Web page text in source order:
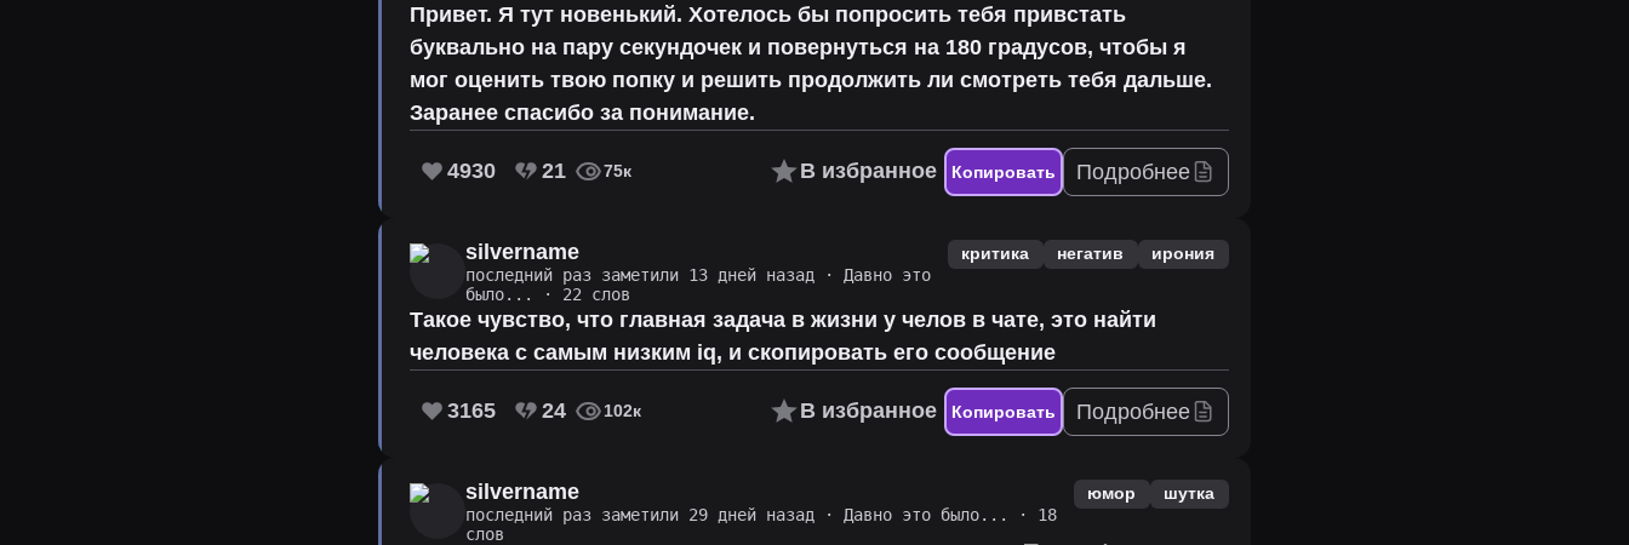
Привет. Я тут новенький. Хотелось бы попросить тебя привстать
буквально на пару секундочек и повернуться на 180 градусов, чтобы я
мог оценить твою попку и решить продолжить ли смотреть тебя дальше.
Заранее спасибо за понимание.
4930 21 75к В избранное Копировать Подробнее
silvername
последний раз заметили 13 дней назад ·
Давно это
было...
· 22 слов
критика негатив ирония
Такое чувство, что главная задача в жизни у челов в чате, это найти
человека с самым низким iq, и скопировать его сообщение
3165 24 102к В избранное Копировать Подробнее
silvername
последний раз заметили 29 дней назад · Давно это было...
· 18
слов
юмор шутка